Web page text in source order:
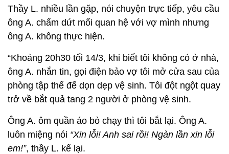
Thầy L. nhiều lần gặp, nói chuyện trực tiếp, yêu cầu
ông A. chấm dứt mối quan hệ với vợ mình nhưng
ông A. không thực hiện.
“Khoảng 20h30 tối 14/3, khi biết tôi không có ở nhà,
ông A. nhắn tin, gọi điện bảo vợ tôi mở cửa sau của
phòng tập thể để dọn dẹp vệ sinh. Tôi đột ngột quay
trở về bắt quả tang 2 người ở phòng vệ sinh.
Ông A. ôm quần áo bỏ chạy thì tôi bắt lại. Ông A.
luôn miệng nói “Xin lỗi! Anh sai rồi! Ngàn lần xin lỗi
em!”, thầy L. kể lại.